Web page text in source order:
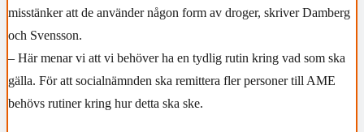
misstänker att de använder någon form av droger, skriver Damberg
och Svensson.
– Här menar vi att vi behöver ha en tydlig rutin kring vad som ska
gälla. För att socialnämnden ska remittera fler personer till AME
behövs rutiner kring hur detta ska ske.